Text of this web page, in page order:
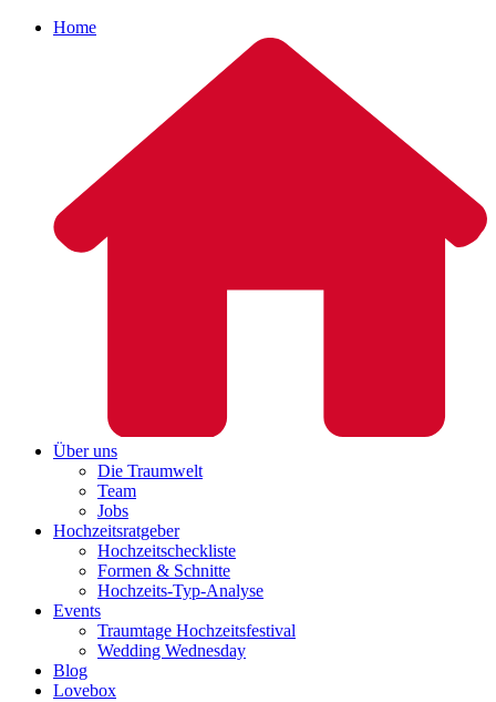
Home
Über uns
Die Traumwelt
Team
Jobs
Hochzeitsratgeber
Hochzeitscheckliste
Formen & Schnitte
Hochzeits-Typ-Analyse
Events
Traumtage Hochzeitsfestival
Wedding Wednesday
Blog
Lovebox